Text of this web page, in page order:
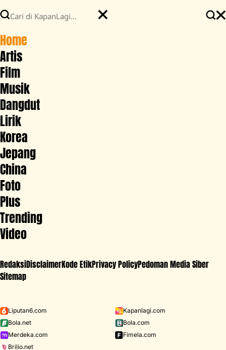
Iklan - Scroll ke bawah untuk melanjutkan
Home
Artis
Film
Musik
Dangdut
Lirik
Korea
Jepang
China
Foto
Plus
Trending
Video
RedaksiDisclaimerKode EtikPrivacy PolicyPedoman Media Siber
Sitemap
Liputan6.com
Kapanlagi.com
Bola.net
Bola.com
Merdeka.com
Fimela.com
Brilio.net